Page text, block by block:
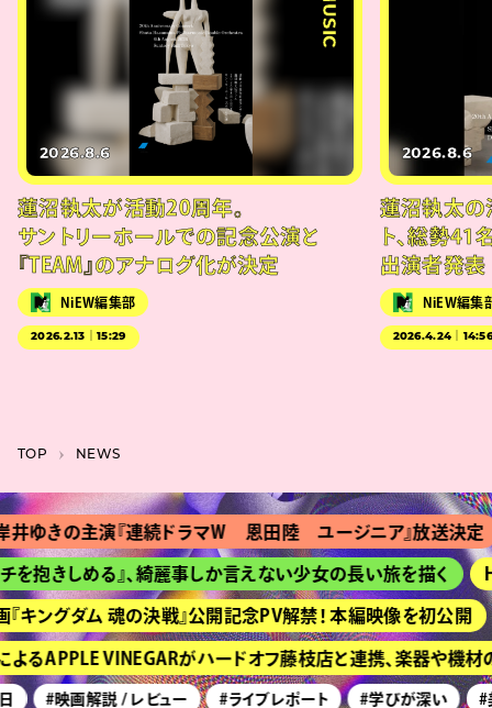
2026.8.6
蓮沼執太が活動20周年。
サントリーホールでの記念公演と
『TEAM』のアナログ化が決定
NiEW編集部
2026.2.13｜15:29
2026.8.6
蓮沼執太の
ト、総勢41
出演者発表
NiEW編集
2026.4.24｜
TOP NEWS
主演『連続ドラマＷ 恩田陸 ユージニア』放送決定 『Ｔ
める』、綺麗事しか言えない少女の長い旅を描く
ダム 魂の決戦』公開記念PV解禁！ 本編映像を初公開 京都
VINEGARがハードオフ藤枝店と連携、楽器や機材の買
#映画解説 / レビュー #ライブレポート #学びが深い #美術展